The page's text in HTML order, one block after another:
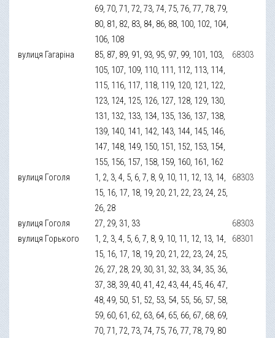
69, 70, 71, 72, 73, 74, 75, 76, 77, 78, 79,
80, 81, 82, 83, 84, 86, 88, 100, 102, 104,
106, 108
вулиця Гагаріна
85, 87, 89, 91, 93, 95, 97, 99, 101, 103,
105, 107, 109, 110, 111, 112, 113, 114,
115, 116, 117, 118, 119, 120, 121, 122,
123, 124, 125, 126, 127, 128, 129, 130,
131, 132, 133, 134, 135, 136, 137, 138,
139, 140, 141, 142, 143, 144, 145, 146,
147, 148, 149, 150, 151, 152, 153, 154,
155, 156, 157, 158, 159, 160, 161, 162
68303
вулиця Гоголя
1, 2, 3, 4, 5, 6, 7, 8, 9, 10, 11, 12, 13, 14,
15, 16, 17, 18, 19, 20, 21, 22, 23, 24, 25,
26, 28
68303
вулиця Гоголя 27, 29, 31, 33
68303
вулиця Горького
1, 2, 3, 4, 5, 6, 7, 8, 9, 10, 11, 12, 13, 14,
15, 16, 17, 18, 19, 20, 21, 22, 23, 24, 25,
26, 27, 28, 29, 30, 31, 32, 33, 34, 35, 36,
37, 38, 39, 40, 41, 42, 43, 44, 45, 46, 47,
48, 49, 50, 51, 52, 53, 54, 55, 56, 57, 58,
59, 60, 61, 62, 63, 64, 65, 66, 67, 68, 69,
70, 71, 72, 73, 74, 75, 76, 77, 78, 79, 80
68301